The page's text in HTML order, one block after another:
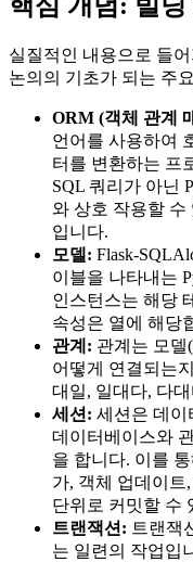
실질적인 내용으로 들
논의의 기초가 되는 주
ORM (객체 관계
언어를 사용하여
터를 변환하는 프
SQL 쿼리가 아닌
와 상호 작용할 수
입니다.
모델: Flask-
이블을 나타내는
인스턴스는 해당
속성은 열에 해당
관계: 관계는 모델
어떻게 연결되는
대일, 일대다, 다
세션: 세션은 데이
데이터베이스와
을 합니다. 이를
가, 객체 업데이트
단위로 커밋할 수
트랜잭션: 트랜잭
는 일련의 작업입